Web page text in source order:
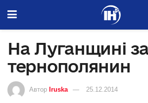
На Луганщині
тернополянин
Автор Iruska 25.12.2014